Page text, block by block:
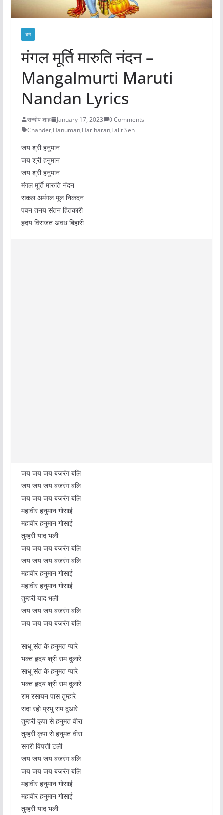
धर्म
मंगल मूर्ति मारुति नंदन –
Mangalmurti Maruti
Nandan Lyrics
सन्दीप शाह January 17, 2023
0 Comments
Chander,Hanuman,Hariharan,Lalit Sen
जय श्री हनुमान
जय श्री हनुमान
जय श्री हनुमान
मंगल मूर्ति मारुति नंदन
सकल अमंगल मूल निकंदन
पवन तनय संतन हितकारी
हृदय विराजत अवध बिहारी
जय जय जय बजरंग बलि
जय जय जय बजरंग बलि
जय जय जय बजरंग बलि
महावीर हनुमान गोसाई
महावीर हनुमान गोसाई
तुम्हरी याद भली
जय जय जय बजरंग बलि
जय जय जय बजरंग बलि
महावीर हनुमान गोसाई
महावीर हनुमान गोसाई
तुम्हरी याद भली
जय जय जय बजरंग बलि
जय जय जय बजरंग बलि
साधू संत के हनुमत प्यारे
भक्त हृदय श्री राम दुलारे
साधू संत के हनुमत प्यारे
भक्त हृदय श्री राम दुलारे
राम रसायन पास तुम्हारे
सदा रहो प्रभु राम दुआरे
तुम्हरी कृपा से हनुमत वीरा
तुम्हरी कृपा से हनुमत वीरा
सगरी विपत्ती टली
जय जय जय बजरंग बलि
जय जय जय बजरंग बलि
महावीर हनुमान गोसाई
महावीर हनुमान गोसाई
तुम्हरी याद भली